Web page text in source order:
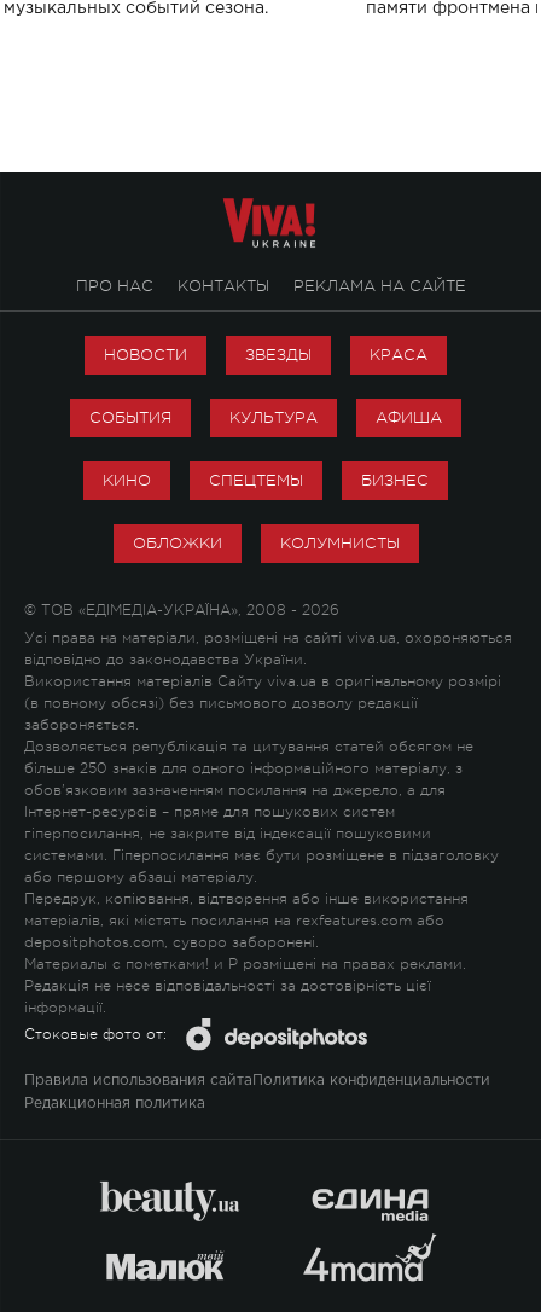
музыкальных событий сезона.
памяти фронтмена
ПРО НАС КОНТАКТЫ РЕКЛАМА НА САЙТЕ
НОВОСТИ ЗВЕЗДЫ КРАСА
СОБЫТИЯ КУЛЬТУРА АФИША
КИНО СПЕЦТЕМЫ БИЗНЕС
ОБЛОЖКИ КОЛУМНИСТЫ
© ТОВ «ЕДІМЕДІА-УКРАЇНА», 2008 - 2026
Усі права на матеріали, розміщені на сайті viva.ua, охороняються
відповідно до законодавства України.
Використання матеріалів Сайту viva.ua в оригінальному розмірі
(в повному обсязі) без письмового дозволу редакції
забороняється.
Дозволяється републікація та цитування статей обсягом не
більше 250 знаків для одного інформаційного матеріалу, з
обов'язковим зазначенням посилання на джерело, а для
Інтернет-ресурсів – пряме для пошукових систем
гіперпосилання, не закрите від індексації пошуковими
системами. Гіперпосилання має бути розміщене в підзаголовку
або першому абзаці матеріалу.
Передрук, копіювання, відтворення або інше використання
матеріалів, які містять посилання на rexfeatures.com або
depositphotos.com, суворо заборонені.
Материалы с пометками! и P розміщені на правах реклами.
Редакція не несе відповідальності за достовірність цієї
інформації.
Стоковые фото от:
Правила использования сайта Политика конфиденциальности
Редакционная политика